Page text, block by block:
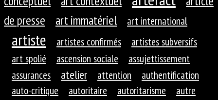
de presse
art immatériel art international
artiste artistes confirmés
artistes subversifs
art spolié
ascension sociale
assujettissement
assurances
atelier attention
authentification
auto-critique
autoritaire autoritarisme
autre